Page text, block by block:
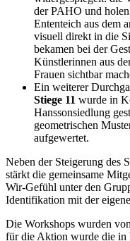
der PAHO und
Ententeich aus dem
visuell direkt in die
bekamen bei der
Künstlerinnen aus
Frauen sichtbar
Ein weiterer
Stiege 11 wurde in
Hanssonsiedlung
geometrischen
aufgewertet.
Neben der Steigerung des
stärkt die gemeinsame
Wir-Gefühl unter den
Identifikation mit der
Die Workshops wurden
für die Aktion wurde die in